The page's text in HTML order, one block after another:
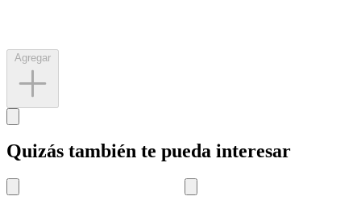
Quizás también te pueda interesar